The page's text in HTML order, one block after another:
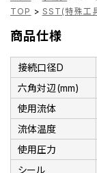
TOP > SST(特殊工
商品仕様
接続口径D
六角対辺(mm)
使用流体
流体温度
使用圧力
シール